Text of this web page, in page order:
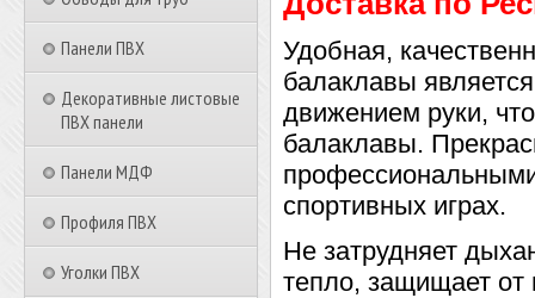
Панели ПВХ
Декоративные листовые
ПВХ панели
Панели МДФ
Профиля ПВХ
Уголки ПВХ
Удобная,
балаклавы
движением руки,
балаклавы.
спортивных играх.
Не затрудняет
тепло, защищает от